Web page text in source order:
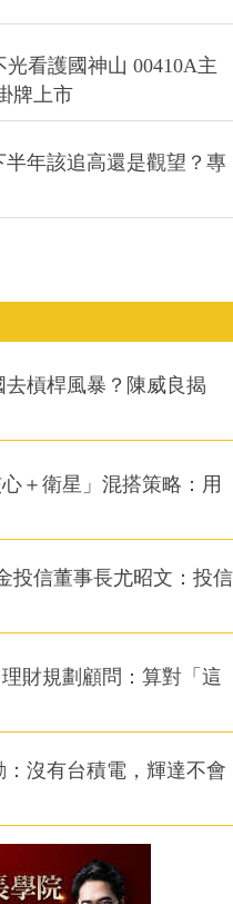
看護國神山 00410A主
牌上市
年該追高還是觀望？專
槓桿風暴？陳威良揭
＋衛星」混搭策略：用
投信董事長尤昭文：投信
財規劃顧問：算對「這
沒有台積電，輝達不會